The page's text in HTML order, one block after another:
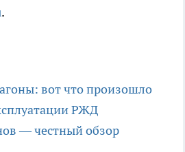
.
вот что произошло
РЖД
— честный обзор